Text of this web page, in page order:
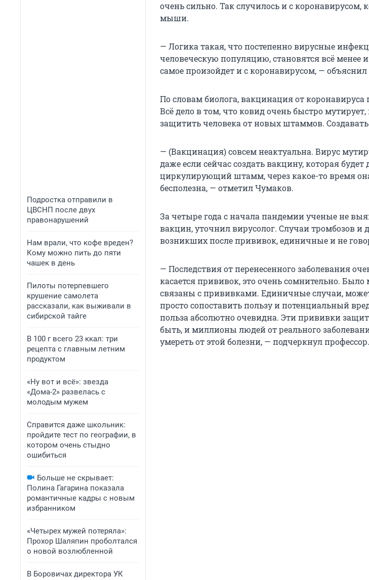
Подростка отправили в
ЦВСНП после двух
правонарушений
Нам врали, что кофе вреден?
Кому можно пить до пяти
чашек в день
Пилоты потерпевшего
крушение самолета
рассказали, как выживали в
сибирской тайге
В 100 г всего 23 ккал: три
рецепта с главным летним
продуктом
«Ну вот и всё»: звезда
«Дома-2» развелась с
молодым мужем
Справится даже школьник:
пройдите тест по географии, в
котором очень стыдно
ошибиться
Больше не скрывает:
Полина Гагарина показала
романтичные кадры с новым
избранником
«Четырех мужей потеряла»:
Прохор Шаляпин проболтался
о новой возлюбленной
В Боровичах директора УК
очень сильно. Так случилось и с коронавирусом,
мыши.
— Логика такая, что постепенно вирусные
человеческую популяцию, становятся всё менее
самое произойдет и с коронавирусом, — объяснил
По словам биолога, вакцинация от коронавируса
Всё дело в том, что ковид очень быстро
защитить человека от новых штаммов.
— (Вакцинация) совсем неактуальна. Вирус
даже если сейчас создать вакцину, которая будет
циркулирующий штамм, через какое-то время
бесполезна, — отметил Чумаков.
За четыре года с начала пандемии ученые не
вакцин, уточнил вирусолог. Случаи тромбозов и
возникших после прививок, единичные и не
— Последствия от перенесенного заболевания
касается прививок, это очень сомнительно.
связаны с прививками. Единичные случаи,
просто сопоставить пользу и потенциальный
польза абсолютно очевидна. Эти прививки
быть, и миллионы людей от реального
умереть от этой болезни, — подчеркнул профессор.